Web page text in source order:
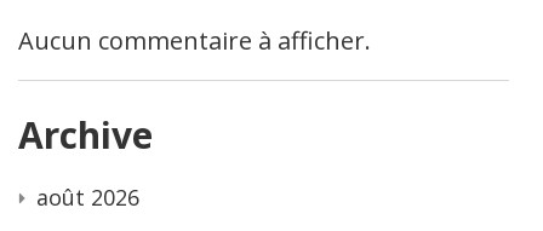
Aucun commentaire à afficher.
Archive
août 2026